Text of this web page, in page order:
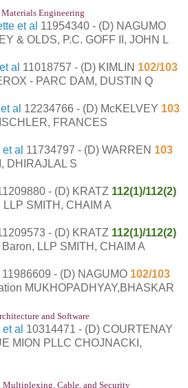
Engineering
et al 11954340 - (D) NAGUMO
& OLDS, P.C. GOFF II, JOHN L
al 11018757 - (D) KIMLIN 102/103
- PARC DAM, DUSTIN Q
al 12234766 - (D) McKELVEY 103
FRANCES
al 11734797 - (D) WARREN 103
DHIRAJLAL S
- (D) KRATZ 112(1)/112(2)
SMITH, CHAIM A
- (D) KRATZ 112(1)/112(2)
LLP SMITH, CHAIM A
11986609 - (D) NAGUMO 102/103
MUKHOPADHYAY,BHASKAR
and Software
al 10314471 - (D) COURTENAY
MION PLLC CHOJNACKI,
Multiplexing, Cable, and Security